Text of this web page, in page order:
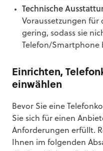
Technische
Voraussetzungen für
gering, sodass sie
Telefon/Smartphone
Einrichten,
einwählen
Bevor Sie eine
Sie sich für einen
Anforderungen erfüllt.
Ihnen im folgenden